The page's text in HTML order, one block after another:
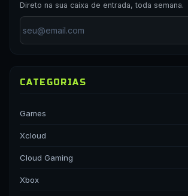
Direto na sua caixa de entrada, toda semana.
CATEGORIAS
Games
Xcloud
Cloud Gaming
Xbox